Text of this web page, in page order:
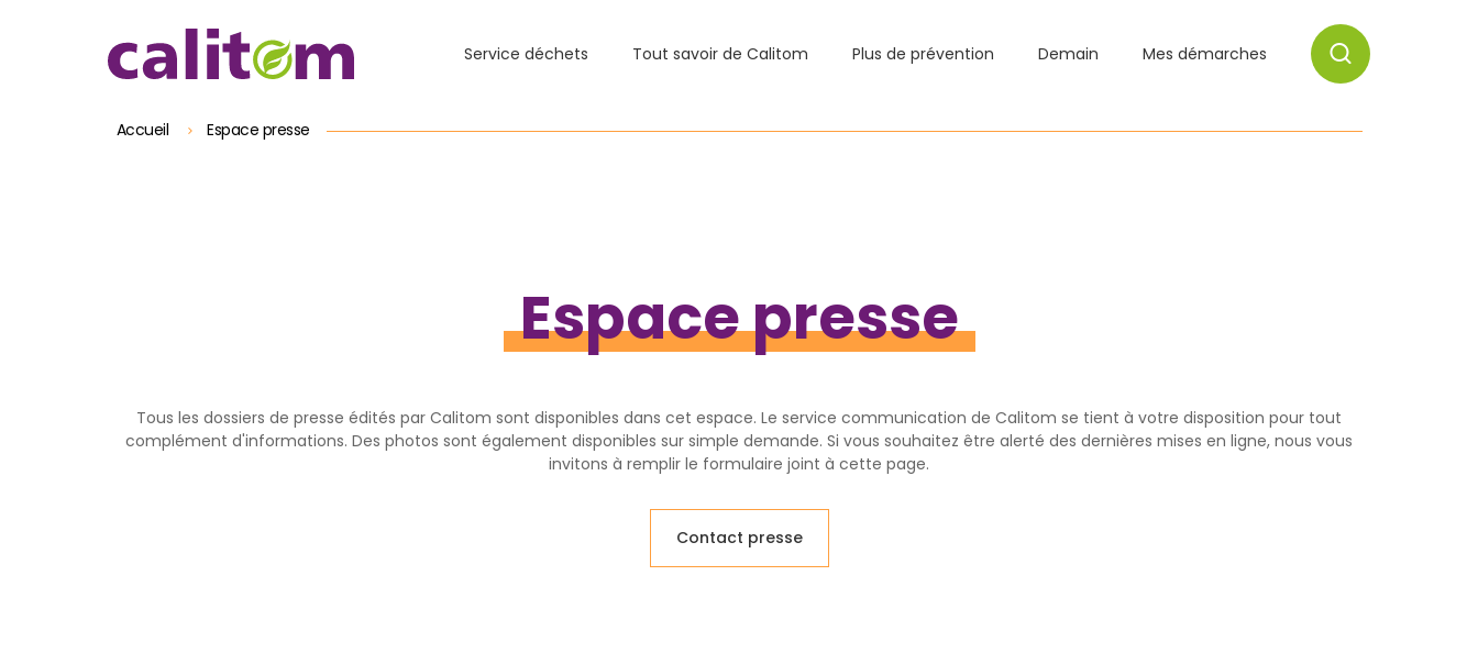
Service déchets
Tout savoir de Calitom Plus de prévention Demain Mes démarches
Accueil Espace presse
Espace presse
Tous les dossiers de presse édités par Calitom sont disponibles dans cet espace. Le service communication de Calitom se tient à votre disposition pour tout
complément d'informations. Des photos sont également disponibles sur simple demande. Si vous souhaitez être alerté des dernières mises en ligne, nous vous
invitons à remplir le formulaire joint à cette page.
Contact presse